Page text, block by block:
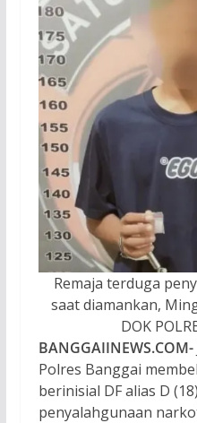
Remaja terduga
saat diamankan,
DOK
BANGGAIINEWS.COM-
Polres Banggai
berinisial DF alias D
penyalahgunaan